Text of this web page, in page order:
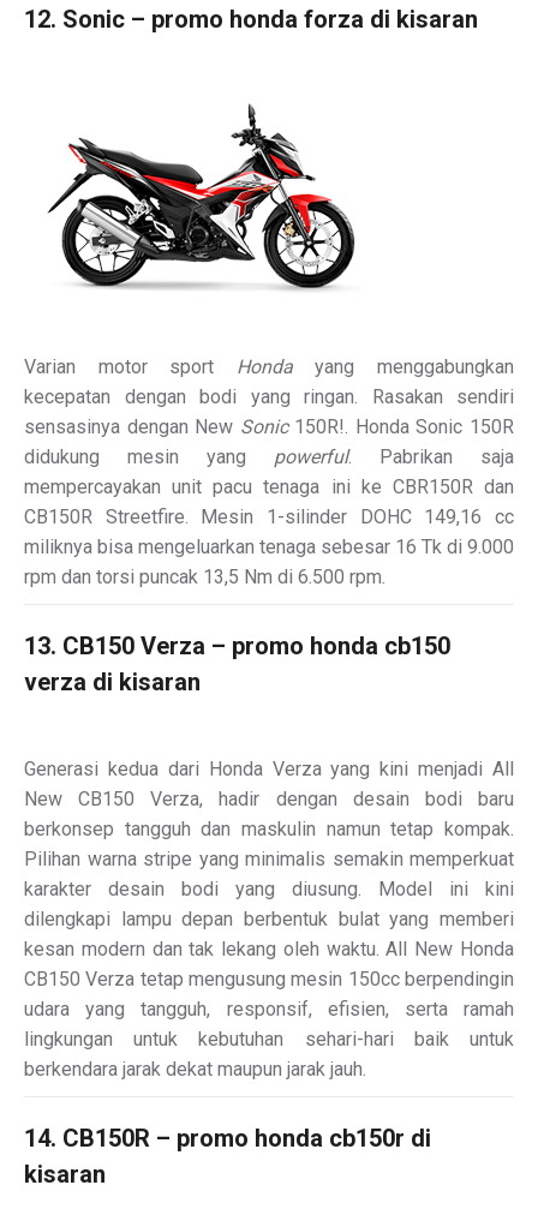
12. Sonic – promo honda forza di kisaran
Varian motor sport Hondayang menggabungkan
kecepatan dengan bodi yang ringan. Rasakan sendiri
sensasinya dengan New Sonic150R!
. Honda Sonic 150R
didukung mesin yang powerful. Pabrikan saja
mempercayakan unit pacu tenaga ini ke CBR150R dan
CB150R Streetfire. Mesin 1-silinder DOHC 149,16 cc
miliknya bisa mengeluarkan tenaga sebesar 16 Tk di 9.000
rpm dan torsi puncak 13,5 Nm di 6.500 rpm.
13. CB150 Verza – promo honda cb150
verza di kisaran
Generasi kedua dari Honda Verza yang kini menjadi All
New CB150 Verza, hadir dengan desain bodi baru
berkonsep tangguh dan maskulin namun tetap kompak.
Pilihan warna stripe yang minimalis semakin memperkuat
karakter desain bodi yang diusung. Model ini kini
dilengkapi lampu depan berbentuk bulat yang memberi
kesan modern dan tak lekang oleh waktu. All New Honda
CB150 Verza tetap mengusung mesin 150cc berpendingin
udara yang tangguh, responsif, efisien, serta ramah
lingkungan untuk kebutuhan sehari-hari baik untuk
berkendara jarak dekat maupun jarak jauh.
14. CB150R – promo honda cb150r di
kisaran